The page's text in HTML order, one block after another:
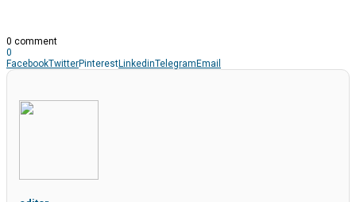
0 comment
0
FacebookTwitterPinterestLinkedinTelegramEmail